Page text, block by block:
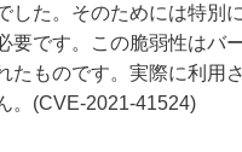
した。そのためには特別
要です。この脆弱性はバ
たものです。実際に利用
。(CVE-2021-41524)